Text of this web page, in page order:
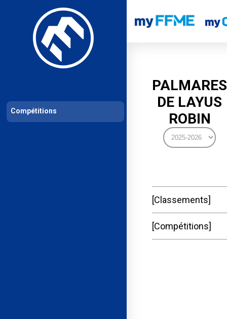
Les compétitions Calendrier de compétitions Classements
PALMARES
DE LAYUS
ROBIN
Classements
Compétitions
Compétitions